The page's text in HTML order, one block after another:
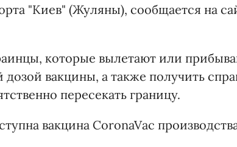
"Киев" (Жуляны), сообщается на
которые вылетают или
дозой вакцины, а также получить
пересекать границу.
вакцина CoronaVac